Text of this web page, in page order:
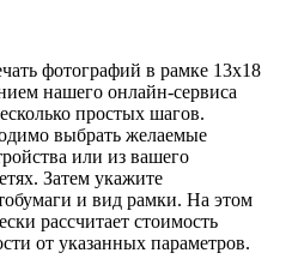
фотографий в рамке 13х18
нашего онлайн-сервиса
простых шагов.
выбрать желаемые
или из вашего
Затем укажите
и вид рамки. На этом
рассчитает стоимость
от указанных параметров.